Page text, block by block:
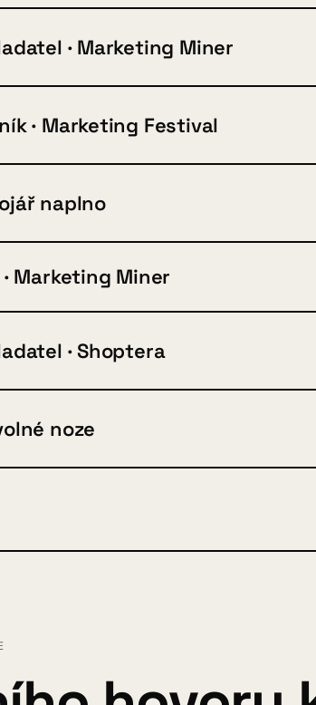
· Marketing Miner
· Marketing Festival
naplno
Marketing Miner
· Shoptera
noze